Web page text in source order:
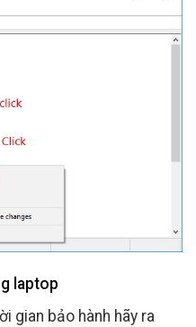
laptop
gian bảo hành hãy ra